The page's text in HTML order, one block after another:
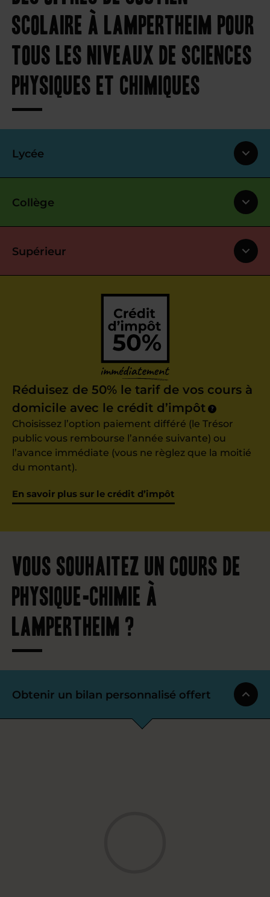
scolaire à Lampertheim pour
tous les niveaux de sciences
physiques et chimiques
Lycée
Collège
Supérieur
Réduisez de 50% le tarif de vos cours à
domicile avec le crédit d’impôt
?
Choisissez l’option paiement différé (le Trésor
public vous rembourse l’année suivante) ou
l’avance immédiate (vous ne règlez que la moitié
du montant).
En savoir plus sur le crédit d’impôt
Vous souhaitez un cours de
physique-chimie à
Lampertheim ?
Obtenir un bilan personnalisé offert